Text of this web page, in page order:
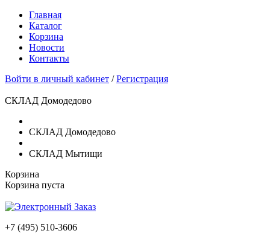
Главная
Каталог
Корзина
Новости
Контакты
Войти в личный кабинет /Регистрация
СКЛАД Домодедово
СКЛАД Домодедово
СКЛАД Мытищи
Корзина
Корзина пуста
+7 (495) 510-3606